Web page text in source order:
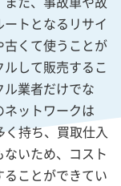
トとなるリサイ
くて使うことが
して販売するこ
業者だけでな
ットワークは
持ち、買取仕入
いため、コスト
ことができてい